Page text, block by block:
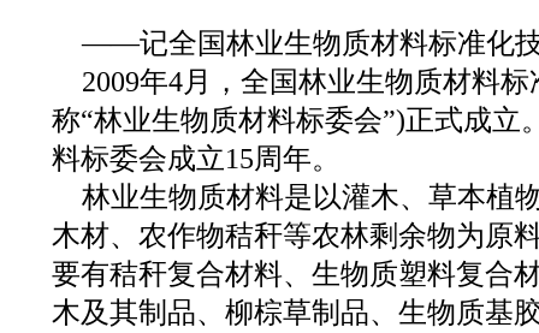
——记全国林业生物质材料标准化
2009年4月，全国林业生物质材料
称“林业生物质材料标委会”)正式成立
料标委会成立15周年。
林业生物质材料是以灌木、草本植
木材、农作物秸秆等农林剩余物为原
要有秸秆复合材料、生物质塑料复合
木及其制品、柳棕草制品、生物质基